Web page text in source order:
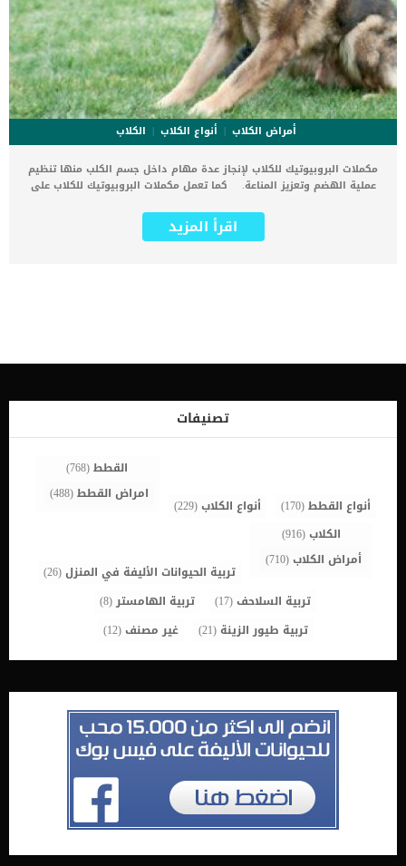
أمراض الكلاب أنواع الكلاب
الكلاب
مكملات البروبيوتيك للكلاب لإنجاز عدة مهام داخل جسم الكلب منها تنظيم
عملية الهضم وتعزيز المناعة. كما تعمل مكملات البروبيوتيك للكلاب على
يتناوله الكلب. كذلك ردود الفعل الناتجة عن الأطعمة مثل الاسهال
واضطرابات الامعاء بالاضافة الى التهاب القولون. أصبحت مكملات
حساسية الجلوتين فى الكلاب إجراءات استخدام مكملات البروبيوتيك
سلامة العلامة التجارية التي تحتوي على البروبيوتيك.لا يفضل إدخال
البروبيوتيك للجراء سواء فى الاطعمة او المكملات, لان أمعائهم تحتوى
على كمية كبيرة من البكتريا والتى يمكن ان تتسبب فى حدوث خلل.يتم
توفر مكملات البروبيوتيك التجارية معلومات عن الجرعاتقد تأتي مكملات
اقرأ المزيد
تصنيفات
أنواع القطط(170) أنواع الكلاب(229)
القطط(768)
امراض القطط(488)
الكلاب(916)
أمراض الكلاب(710)
تربية الحيوانات الأليفة في المنزل(26)
تربية السلاحف(17) تربية الهامستر(8)
تربية طيور الزينة (21) غير مصنف(12)